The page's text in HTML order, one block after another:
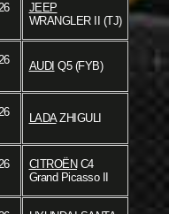
JEEP
WRANGLER II (TJ)
AUDI Q5 (FYB)
LADAZHIGULI
CITROËN C4
Grand Picasso II